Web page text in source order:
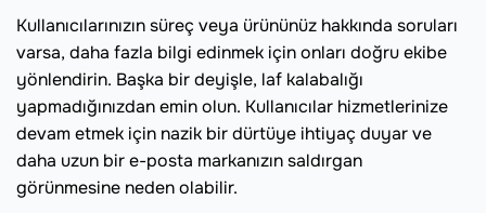
Kullanıcılarınızın süreç veya ürününüz hakkında soruları
varsa, daha fazla bilgi edinmek için onları doğru ekibe
yönlendirin. Başka bir deyişle, laf kalabalığı
yapmadığınızdan emin olun. Kullanıcılar hizmetlerinize
devam etmek için nazik bir dürtüye ihtiyaç duyar ve
daha uzun bir e-posta markanızın saldırgan
görünmesine neden olabilir.